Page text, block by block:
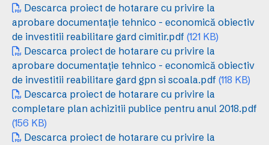
Descarca proiect de hotarare cu privire la
aprobare documentație tehnico - economică obiectiv
de investitii reabilitare gard cimitir.pdf (121 KB)
Descarca proiect de hotarare cu privire la
aprobare documentație tehnico - economică obiectiv
de investitii reabilitare gard gpn si scoala.pdf (118 KB)
Descarca proiect de hotarare cu privire la
completare plan achizitii publice pentru anul 2018.pdf
(156 KB)
Descarca proiect de hotarare cu privire la